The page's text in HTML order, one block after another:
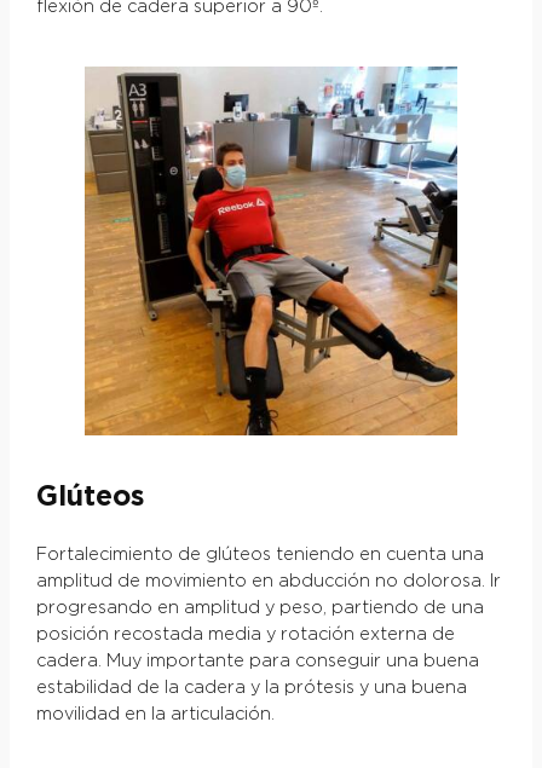
flexión de cadera superior a 90º.
Glúteos
Fortalecimiento de glúteos teniendo en cuenta una
amplitud de movimiento en abducción no dolorosa. Ir
progresando en amplitud y peso, partiendo de una
posición recostada media y rotación externa de
cadera. Muy importante para conseguir una buena
estabilidad de la cadera y la prótesis y una buena
movilidad en la articulación.